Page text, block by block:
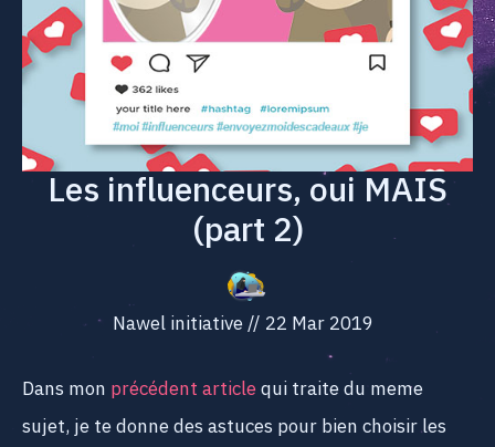
Les influenceurs, oui MAIS
(part 2)
Nawel initiative// 22 Mar 2019
Dans mon précédent articlequi traite du meme
sujet, je te donne des astuces pour bien choisir les